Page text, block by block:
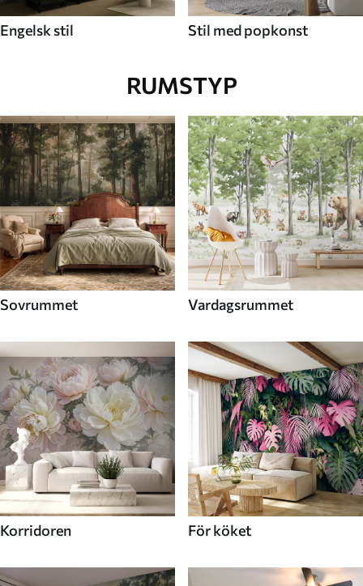
Engelsk stil Stil med popkonst
RUMSTYP
Sovrummet Vardagsrummet
Korridoren För köket